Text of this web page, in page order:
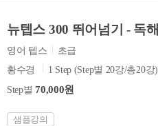
뉴텝스 300 뛰어넘기 - 독해
영어 텝스
초급
황수경
1 Step (Step별 20강/총20강)
Step별70,000원
샘플강의